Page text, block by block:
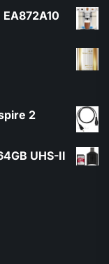
2
UHS-II